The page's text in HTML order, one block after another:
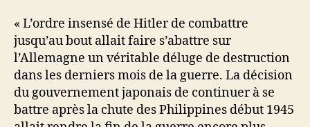
« L’ordre insensé de Hitler de combattre
jusqu’au bout allait faire s’abattre sur
l’Allemagne un véritable déluge de destruction
dans les derniers mois de la guerre. La décision
du gouvernement japonais de continuer à se
battre après la chute des Philippines début 1945